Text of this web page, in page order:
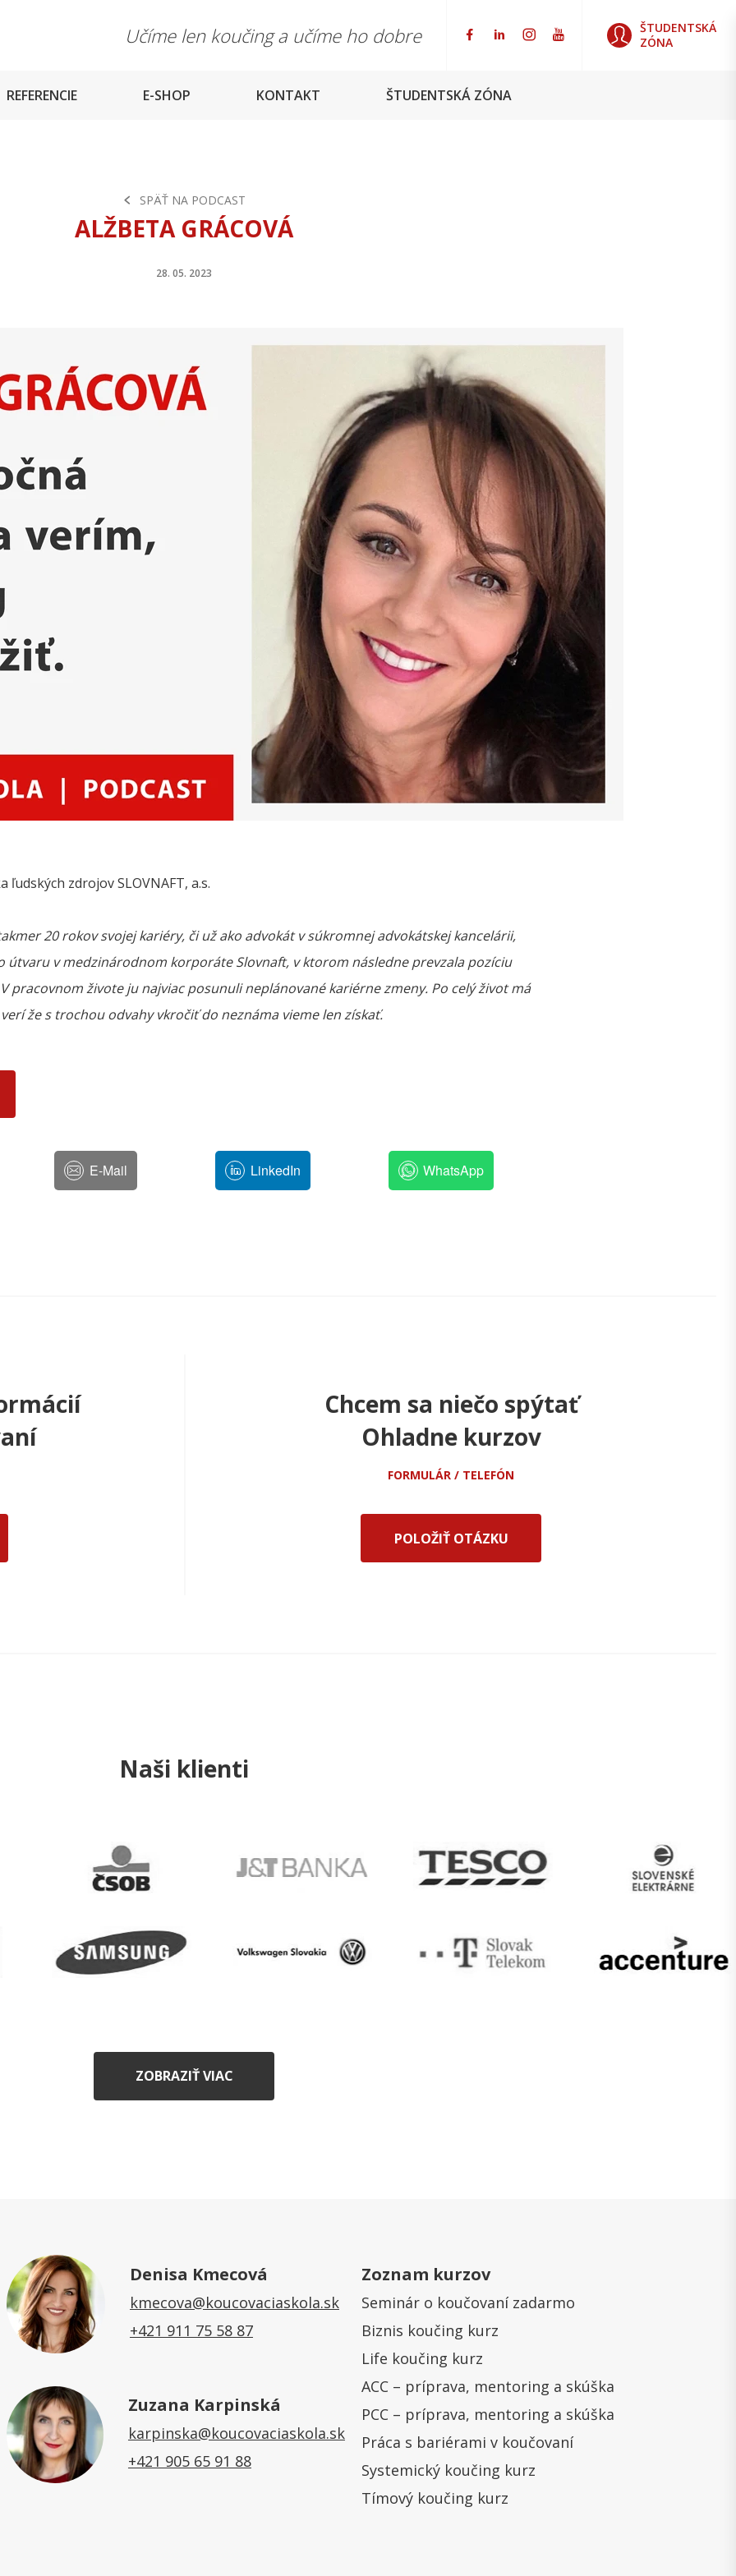
Učíme len koučing a učíme ho dobre
ŠTUDENTSKÁ
ZÓNA
REFERENCIE E-SHOP KONTAKT ŠTUDENTSKÁ ZÓNA
SPÄŤ NA PODCAST
ALŽBETA GRÁCOVÁ
28. 05. 2023
ľudských zdrojov SLOVNAFT, a.s.
20 rokov svojej kariéry, či už ako advokát v súkromnej advokátskej kancelárii,
útvaru v medzinárodnom korporáte Slovnaft, v ktorom následne prevzala pozíciu
pracovnom živote ju najviac posunuli neplánované kariérne zmeny. Po celý život má
že s trochou odvahy vkročiť do neznáma vieme len získať.
E-Mail LinkedIn WhatsApp
Chcem sa niečo spýtať
Ohladne kurzov
FORMULÁR / TELEFÓN
POLOŽIŤ OTÁZKU
Naši klienti
ZOBRAZIŤ VIAC
Denisa Kmecová
kmecova@koucovaciaskola.sk
+421 911 75 58 87
Zuzana Karpinská
karpinska@koucovaciaskola.sk
+421 905 65 91 88
Zoznam kurzov
Seminár o koučovaní zadarmo
Biznis koučing kurz
Life koučing kurz
ACC – príprava, mentoring a skúška
PCC – príprava, mentoring a skúška
Práca s bariérami v koučovaní
Systemický koučing kurz
Tímový koučing kurz